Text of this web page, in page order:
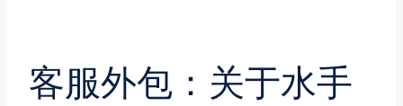
客服外包：关于水手